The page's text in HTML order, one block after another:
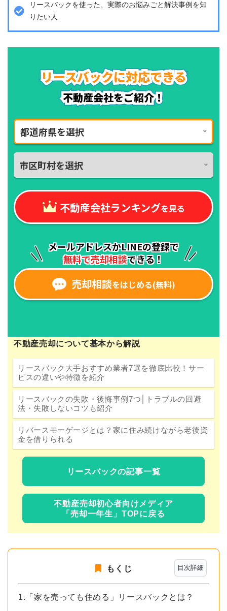
リースバックを使った、実際のお悩みごと解決事例を知
りたい人
不動産売却について基本から解説
リースバック大手おすすめ業者7選を徹底比較！サー
ビスの違いや特徴を紹介
リースバックの失敗・後悔事例7つ│トラブルの回避
法・失敗しないコツも紹介
リバースモーゲージとは？家に住み続けながら老後資
金を借りられる
リースバックの記事一覧
不動産売却初心者向けメディア
「売却一年生」TOPに戻る
目次詳細
もくじ
1.「家を売っても住める」リースバックとは？